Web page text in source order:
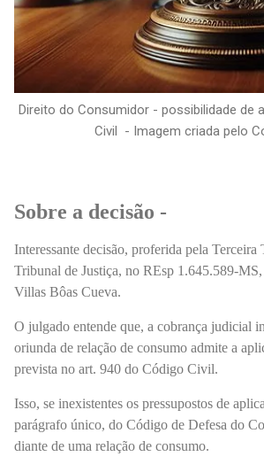
Direito do Consumidor - possibilidade de
Civil - Imagem criada pelo
Sobre a decisão -
Interessante decisão, proferida pela Terceira
Tribunal de Justiça, no REsp 1.645.589-
Villas Bôas Cueva.
O julgado entende que, a cobrança judicial
oriunda de relação de consumo admite a
prevista no art. 940 do Código Civil.
Isso, se inexistentes os pressupostos de
parágrafo único, do Código de Defesa do
diante de uma relação de consumo.